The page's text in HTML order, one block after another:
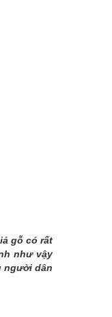
gỗ có rất
như vậy
người dân